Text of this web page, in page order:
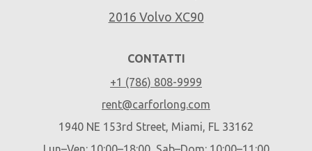
2016 Volvo XC90
CONTATTI
+1 (786) 808-9999
rent@carforlong.com
1940 NE 153rd Street, Miami, FL 33162